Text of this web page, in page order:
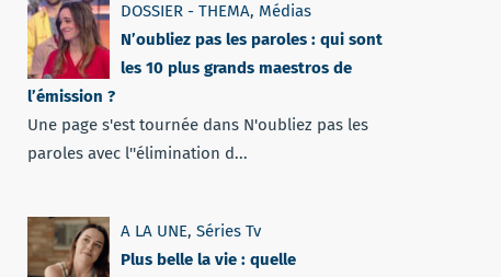
DOSSIER - THEMA, Médias
N’oubliez pas les paroles : qui sont
les 10 plus grands maestros de
l’émission ?
Une page s'est tournée dans N'oubliez pas les
paroles avec l''élimination d...
A LA UNE, Séries Tv
Plus belle la vie : quelle